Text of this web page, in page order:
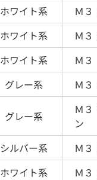
ホワイト系 Ｍ３
ホワイト系 Ｍ３
ホワイト系 Ｍ３
グレー系 Ｍ３
グレー系 Ｍ３
ン
シルバー系 Ｍ３
ホワイト系 Ｍ３